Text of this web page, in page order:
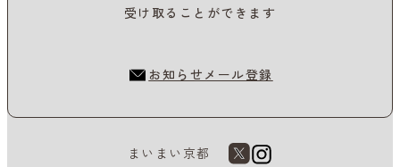
受け取ることができます
お知らせメール登録
まいまい京都